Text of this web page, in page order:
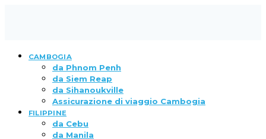
CAMBOGIA
da Phnom Penh
da Siem Reap
da Sihanoukville
Assicurazione di viaggio Cambogia
FILIPPINE
da Cebu
da Manila